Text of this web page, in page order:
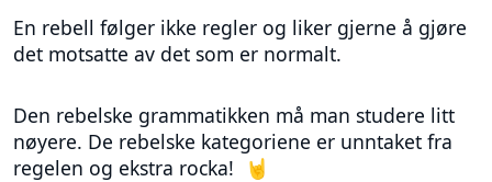
En rebell følger ikke regler og liker gjerne å gjøre
det motsatte av det som er normalt.
Den rebelske grammatikken må man studere litt
nøyere. De rebelske kategoriene er unntaket fra
regelen og ekstra rocka! 🤘